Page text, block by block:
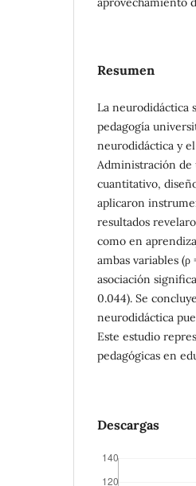
Resumen
La neurodidáctica
pedagogía
neurodidáctica y
Administración de
cuantitativo,
aplicaron
resultados
como en
ambas variables
asociación
0.044). Se
neurodidáctica
Este estudio
pedagógicas en
Descargas